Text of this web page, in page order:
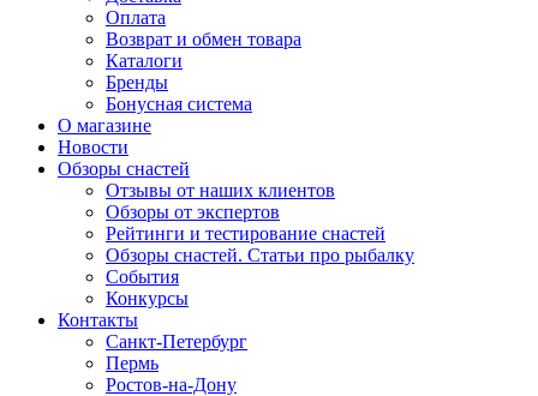
Оплата
Возврат и обмен товара
Каталоги
Бренды
Бонусная система
О магазине
Новости
Обзоры снастей
Отзывы от наших клиентов
Обзоры от экспертов
Рейтинги и тестирование снастей
Обзоры снастей. Статьи про рыбалку
События
Конкурсы
Контакты
Санкт-Петербург
Пермь
Ростов-на-Дону